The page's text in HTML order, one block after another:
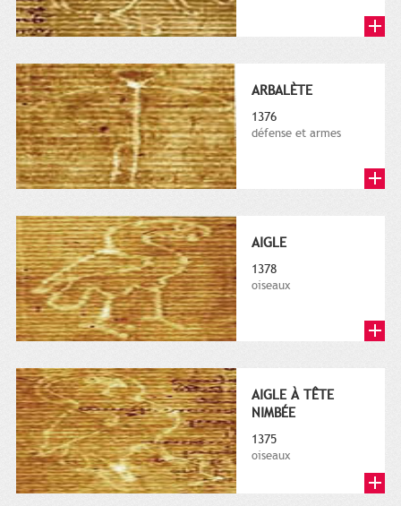
ARBALÈTE
1376
défense et armes
AIGLE
1378
oiseaux
AIGLE À TÊTE
NIMBÉE
1375
oiseaux